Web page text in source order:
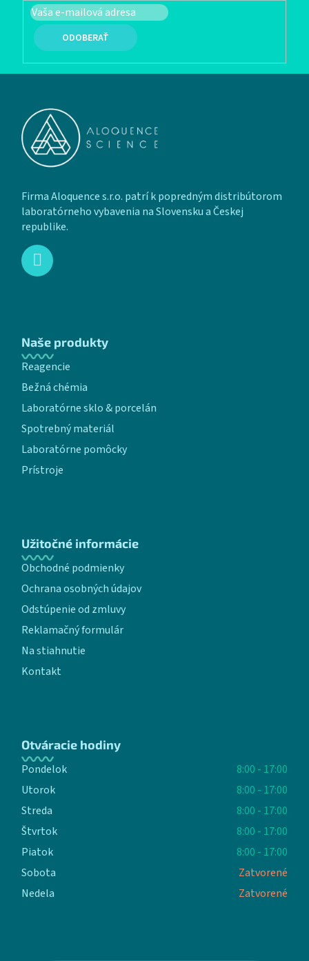
PRIHLÁSIŤ SA
Firma Aloquence s.r.o. patrí k popredným distribútorom
laboratórneho vybavenia na Slovensku a Českej
republike.
Naše produkty
Reagencie
Bežná chémia
Laboratórne sklo & porcelán
Spotrebný materiál
Laboratórne pomôcky
Prístroje
Užitočné informácie
Obchodné podmienky
Ochrana osobných údajov
Odstúpenie od zmluvy
Reklamačný formulár
Na stiahnutie
Kontakt
Otváracie hodiny
Pondelok
8:00 - 17:00
Utorok
8:00 - 17:00
Streda
8:00 - 17:00
Štvrtok
8:00 - 17:00
Piatok
8:00 - 17:00
Sobota
Zatvorené
Nedela
Zatvorené